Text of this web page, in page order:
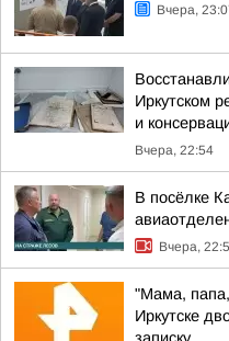
Вчера,
Иркутском
и
Вчера, 22:54
В посёлке
Вчера,
"Мама,
Иркутске
записку